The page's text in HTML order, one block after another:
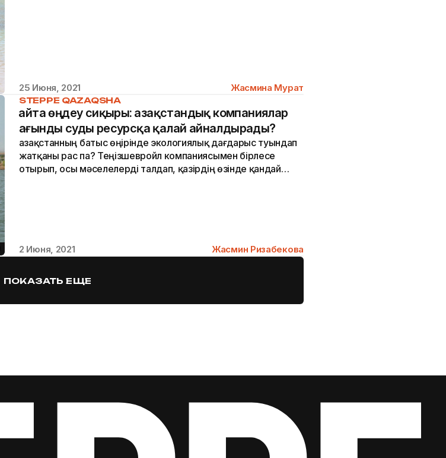
25 Июня, 2021 Жасмина Мурат
STEPPE QAZAQSHA
Қайта өңдеу сиқыры: Қазақстандық компаниялар
ағынды суды ресурсқа қалай айналдырады?
Қазақстанның батыс өңірінде экологиялық дағдарыс туындап
жатқаны рас па? Теңізшевройл компаниясымен бірлесе
отырып, осы мәселелерді талдап, қазірдің өзінде қандай
2 Июня, 2021 Жасмин Ризабекова
ПОКАЗАТЬ ЕЩЕ